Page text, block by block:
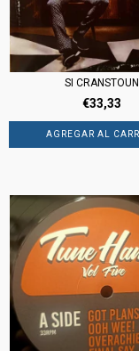
SI CRANSTOUN
€33,33